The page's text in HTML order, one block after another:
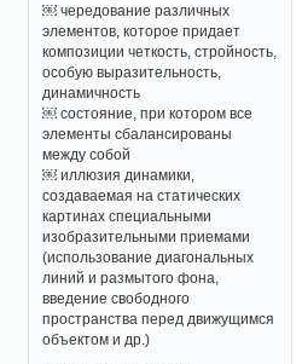
￼ чередование различных
элементов, которое придает
композиции четкость, стройность,
особую выразительность,
динамичность
￼ состояние, при котором все
элементы сбалансированы
между собой
￼ иллюзия динамики,
создаваемая на статических
картинах специальными
изобразительными приемами
(использование диагональных
линий и размытого фона,
введение свободного
пространства перед движущимся
объектом и др.)